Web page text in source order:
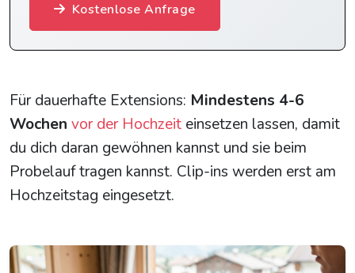
Kostenlose Anfrage
Für dauerhafte Extensions: Mindestens 4-6
Wochen vor der Hochzeit einsetzen lassen, damit
du dich daran gewöhnen kannst und sie beim
Probelauf tragen kannst. Clip-ins werden erst am
Hochzeitstag eingesetzt.